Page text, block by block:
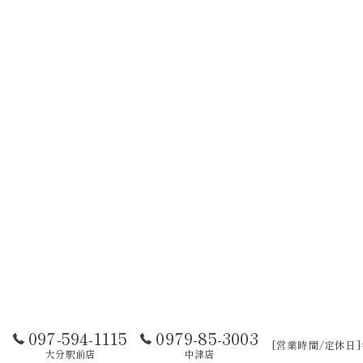
097-594-1115
大分駅前店
0979-85-3003
中津店
[営業時間/定休日]